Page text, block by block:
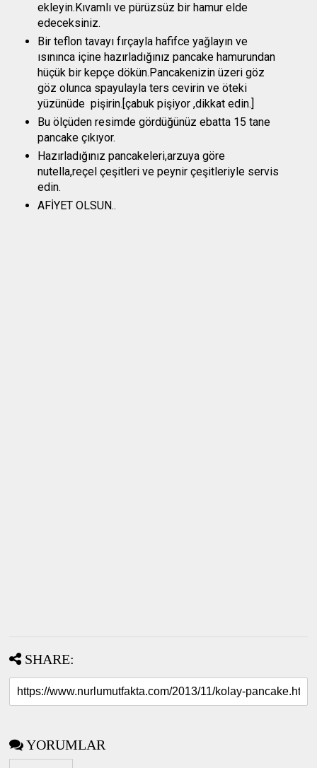
ekleyin.Kıvamlı ve pürüzsüz bir hamur elde
edeceksiniz.
Bir teflon tavayı fırçayla hafifce yağlayın ve
ısınınca içine hazırladığınız pancake hamurundan
hüçük bir kepçe dökün.Pancakenizin üzeri göz
göz olunca spayulayla ters cevirin ve öteki
yüzünüde pişirin.[çabuk pişiyor ,dikkat edin.]
Bu ölçüden resimde gördüğünüz ebatta 15 tane
pancake çıkıyor.
Hazırladığınız pancakeleri,arzuya göre
nutella,reçel çeşitleri ve peynir çeşitleriyle servis
edin.
AFİYET OLSUN..
SHARE:
YORUMLAR